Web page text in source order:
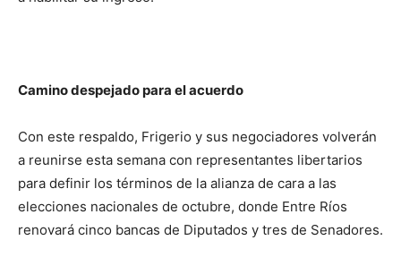
Camino despejado para el acuerdo
Con este respaldo, Frigerio y sus negociadores volverán
a reunirse esta semana con representantes libertarios
para definir los términos de la alianza de cara a las
elecciones nacionales de octubre, donde Entre Ríos
renovará cinco bancas de Diputados y tres de Senadores.